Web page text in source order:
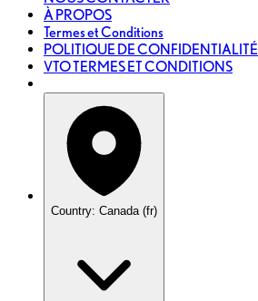
À PROPOS
Termes et Conditions
POLITIQUE DE CONFIDENTIALITÉ
VTO TERMES ET CONDITIONS
Country: Canada (fr)